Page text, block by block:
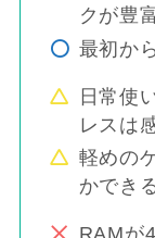
クが豊
最初か
日常使
レスは
軽めの
かでき